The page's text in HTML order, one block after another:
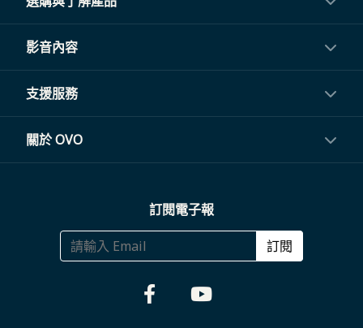
投影機
閨蜜機與電視
電視盒與周邊
福利品專區
影音內容
影音訂閱
支援服務
常見問題
關於 OVO
商務合作
訂閱電子報
訂閱